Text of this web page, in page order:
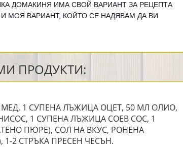
ДОМАКИНЯ ИМА СВОЙ ВАРИАНТ ЗА РЕЦЕПТА
И МОЯ ВАРИАНТ, КОЙТО СЕ НАДЯВАМ ДА ВИ
ПРОДУКТИ:
1 СУПЕНА ЛЪЖИЦА ОЦЕТ, 50 МЛ ОЛИО,
1 СУПЕНА ЛЪЖИЦА СОЕВ СОС, 1
ПЮРЕ), СОЛ НА ВКУС, РОНЕНА
2 СТРЪКА ПРЕСЕН ЧЕСЪН.